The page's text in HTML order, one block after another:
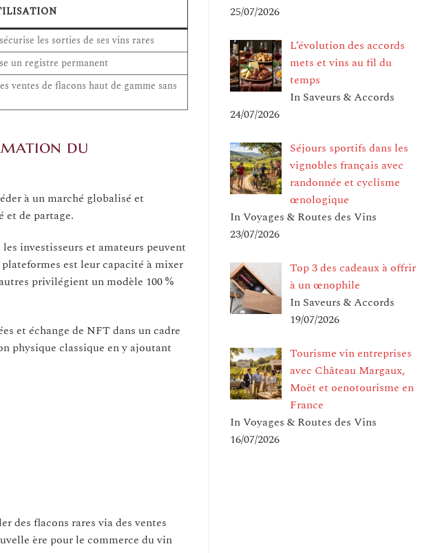
les sorties de ses vins rares
un registre permanent
ventes de flacons haut de gamme sans
du
à un marché globalisé et
et de partage.
investisseurs et amateurs peuvent
est leur capacité à mixer
privilégient un modèle 100 %
et échange de NFT dans un cadre
physique classique en y ajoutant
des flacons rares via des ventes
ère pour le commerce du vin
25/07/2026
L’évolution des accords
mets et vins au fil du
temps
In Saveurs & Accords
24/07/2026
Séjours sportifs dans les
vignobles français avec
randonnée et cyclisme
œnologique
In Voyages & Routes des Vins
23/07/2026
Top 3 des cadeaux à offrir
à un œnophile
In Saveurs & Accords
19/07/2026
Tourisme vin entreprises
avec Château Margaux,
Moët et oenotourisme en
France
In Voyages & Routes des Vins
16/07/2026